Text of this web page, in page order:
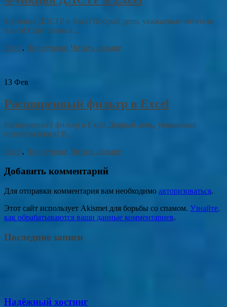
Функция ДЛСТР в Excel Добрый день, уважаемые читатели
блога! Сайт снова в...
Excel, Видеоуроки Читать дальше
13 Фев
Расширенный фильтр в Excel
Расширенный фильтр в Excel Добрый день, уважаемые
читатели блога! В...
Excel, Видеоуроки Читать дальше
Добавить комментарий
Для отправки комментария вам необходимо авторизоваться.
Этот сайт использует Akismet для борьбы со спамом. Узнайте,
как обрабатываются ваши данные комментариев.
Последние записи
Надёжный хостинг